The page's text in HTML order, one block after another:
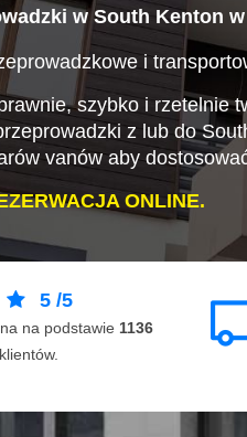
w South Kenton
i
szybko i rzetelnie
z lub do
vanów aby
ONLINE.
5 /5
na podstawie 1136